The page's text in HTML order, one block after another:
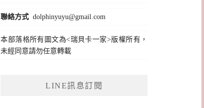
聯絡方式 dolphinyuyu@gmail.com
本部落格所有圖文為<瑞貝卡一家>版權所有，
未經同意請勿任意轉載
LINE訊息訂閱